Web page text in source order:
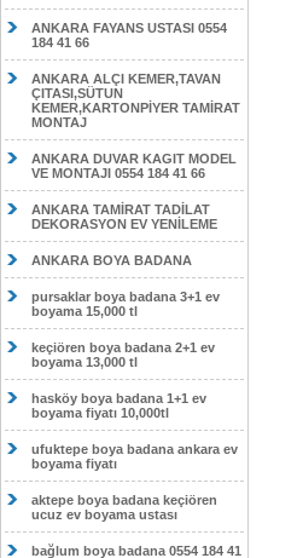
ANKARA FAYANS USTASI 0554
184 41 66
ANKARA ALÇI KEMER,TAVAN
ÇITASI,SÜTUN
KEMER,KARTONPİYER TAMİRAT
MONTAJ
ANKARA DUVAR KAGIT MODEL
VE MONTAJI 0554 184 41 66
ANKARA TAMİRAT TADİLAT
DEKORASYON EV YENİLEME
ANKARA BOYA BADANA
pursaklar boya badana 3+1 ev
boyama 15,000 tl
keçiören boya badana 2+1 ev
boyama 13,000 tl
hasköy boya badana 1+1 ev
boyama fiyatı 10,000tl
ufuktepe boya badana ankara ev
boyama fiyatı
aktepe boya badana keçiören
ucuz ev boyama ustası
bağlum boya badana 0554 184 41